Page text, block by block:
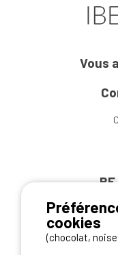
Vous
cookies
(chocolat,